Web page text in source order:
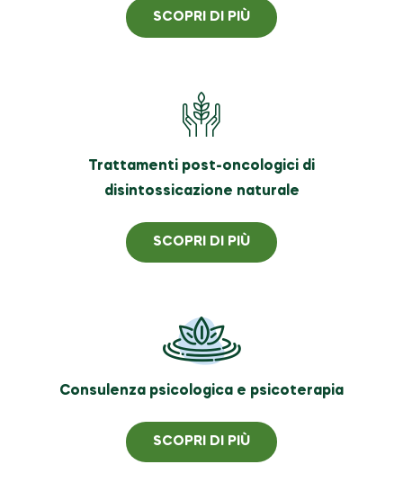
SCOPRI DI PIÙ
Trattamenti post-oncologici di
disintossicazione naturale
SCOPRI DI PIÙ
Consulenza psicologica e psicoterapia
SCOPRI DI PIÙ